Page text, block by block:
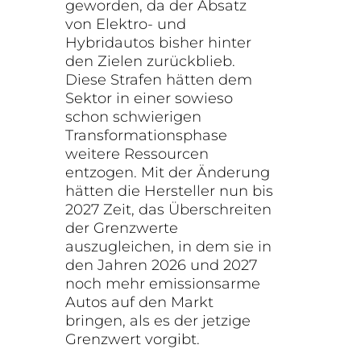
geworden, da der Absatz
von Elektro- und
Hybridautos bisher hinter
den Zielen zurückblieb.
Diese Strafen hätten dem
Sektor in einer sowieso
schon schwierigen
Transformationsphase
weitere Ressourcen
entzogen. Mit der Änderung
hätten die Hersteller nun bis
2027 Zeit, das Überschreiten
der Grenzwerte
auszugleichen, in dem sie in
den Jahren 2026 und 2027
noch mehr emissionsarme
Autos auf den Markt
bringen, als es der jetzige
Grenzwert vorgibt.